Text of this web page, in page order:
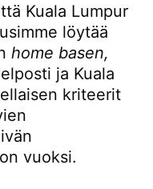
Kuala Lumpur
löytää
home basen,
ja Kuala
kriteerit
vuoksi.